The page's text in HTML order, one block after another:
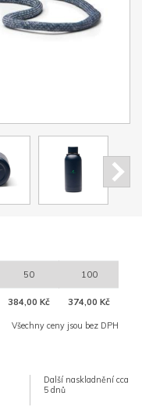
50 100
384,00 Kč 374,00 Kč
Všechny ceny jsou bez DPH
Další naskladnění cca
5 dnů